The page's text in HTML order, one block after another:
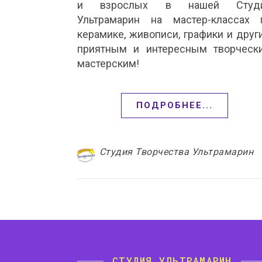
и взрослых в нашей
Ультрамарин на мастер-классах
керамике, живописи, графики и
приятным и интересным
мастерским!
ПОДРОБНЕЕ...
Студия Творчества Ультрамарин